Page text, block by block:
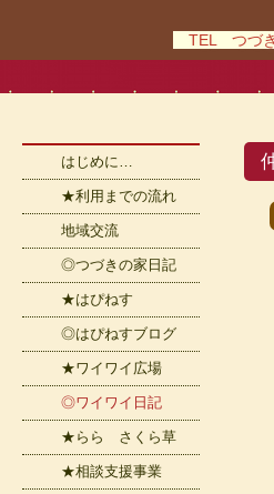
TEL つづ
はじめに…
★利用までの流れ
地域交流
◎つづきの家日記
★はぴねす
◎はぴねすブログ
★ワイワイ広場
◎ワイワイ日記
★らら さくら草
★相談支援事業